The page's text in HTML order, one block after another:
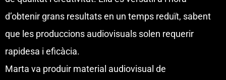
d’obtenir grans resultats en un temps reduït, sabent
que les produccions audiovisuals solen requerir
rapidesa i eficàcia.
Marta va produir material audiovisual de